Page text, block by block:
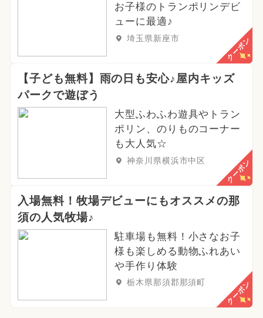
お子様のトランポリンデビ
ューに最適♪
埼玉県新座市 クーポン
【子ども無料】雨の日も安心♪屋内キッズ
パークで遊ぼう
大型ふわふわ遊具やトラン
ポリン、のりものコーナー
も大人気☆
神奈川県横浜市中区 クーポン
入場無料！牧場デビューにもオススメの那
須の人気牧場♪
駐車場も無料！小さなお子
様も楽しめる動物ふれあい
や手作り体験
栃木県那須郡那須町 クーポン